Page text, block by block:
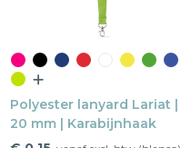
Merken
Polyester lanyard Lariat |
20 mm | Karabijnhaak